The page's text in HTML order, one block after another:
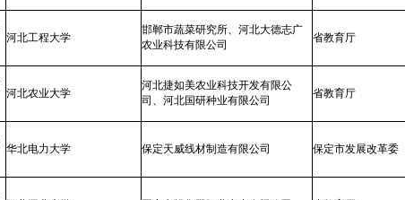
河北工程大学
邯郸市蔬菜研究所、河北大德志广
农业科技有限公司
省教育厅
河北农业大学
河北捷如美农业科技开发有限公
司、河北国研种业有限公司
省教育厅
华北电力大学 保定天威线材制造有限公司 保定市发展改革委